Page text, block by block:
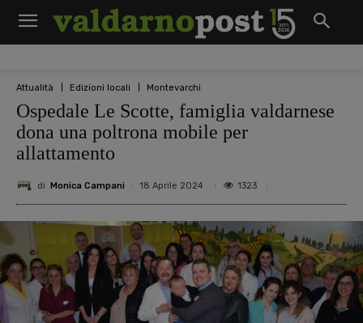
Attualità Edizioni locali Montevarchi
Ospedale Le Scotte, famiglia valdarnese
dona una poltrona mobile per
allattamento
di Monica Campani 18 Aprile 2024 1323